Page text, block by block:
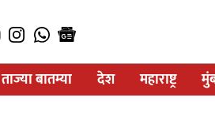
ताज्या बातम्या
देश महाराष्ट्र